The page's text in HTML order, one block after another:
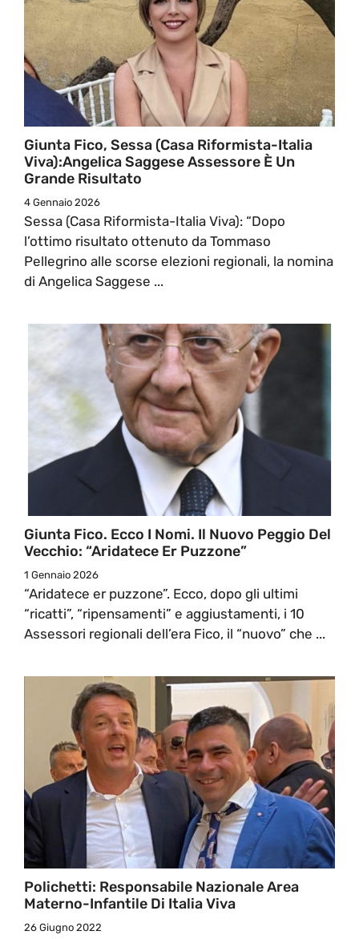
Giunta Fico, Sessa (Casa Riformista-Italia
Viva):Angelica Saggese Assessore È Un
Grande Risultato
4 Gennaio 2026
Sessa (Casa Riformista-Italia Viva): “Dopo
l’ottimo risultato ottenuto da Tommaso
Pellegrino alle scorse elezioni regionali, la nomina
di Angelica Saggese ...
Giunta Fico. Ecco I Nomi. Il Nuovo Peggio Del
Vecchio: “Aridatece Er Puzzone”
1 Gennaio 2026
“Aridatece er puzzone”. Ecco, dopo gli ultimi
“ricatti”, “ripensamenti” e aggiustamenti, i 10
Assessori regionali dell’era Fico, il “nuovo” che ...
Polichetti: Responsabile Nazionale Area
Materno-Infantile Di Italia Viva
26 Giugno 2022